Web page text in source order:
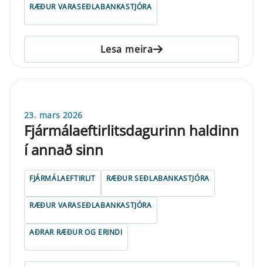
RÆÐUR VARASEÐLABANKASTJÓRA
Lesa meira
23. mars 2026
Fjármálaeftirlitsdagurinn haldinn
í annað sinn
FJÁRMÁLAEFTIRLIT RÆÐUR SEÐLABANKASTJÓRA
RÆÐUR VARASEÐLABANKASTJÓRA
AÐRAR RÆÐUR OG ERINDI